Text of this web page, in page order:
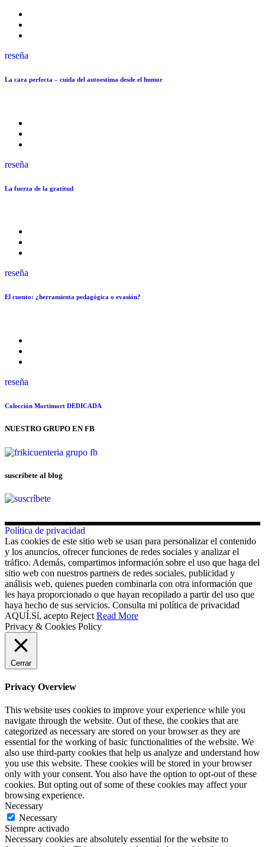
reseña
La cara perfecta – cuida del autoestima desde el humor
reseña
La fuerza de la gratitud
reseña
El cuento: ¿herramienta pedagógica o evasión?
reseña
Colección Mortimort DEDICADA
NUESTRO GRUPO EN FB
suscríbete al blog
Política de privacidad
Las cookies de este sitio web se usan para personalizar el contenido
y los anuncios, ofrecer funciones de redes sociales y analizar el
tráfico. Además, compartimos información sobre el uso que haga del
sitio web con nuestros partners de redes sociales, publicidad y
análisis web, quienes pueden combinarla con otra información que
les haya proporcionado o que hayan recopilado a partir del uso que
haya hecho de sus servicios. Consulta mi política de privacidad
AQUÍ.Sí, acepto Reject Read More
Privacy & Cookies Policy
Cerrar
Privacy Overview
This website uses cookies to improve your experience while you
navigate through the website. Out of these, the cookies that are
categorized as necessary are stored on your browser as they are
essential for the working of basic functionalities of the website. We
also use third-party cookies that help us analyze and understand how
you use this website. These cookies will be stored in your browser
only with your consent. You also have the option to opt-out of these
cookies. But opting out of some of these cookies may affect your
browsing experience.
Necessary
Necessary
Siempre activado
Necessary cookies are absolutely essential for the website to